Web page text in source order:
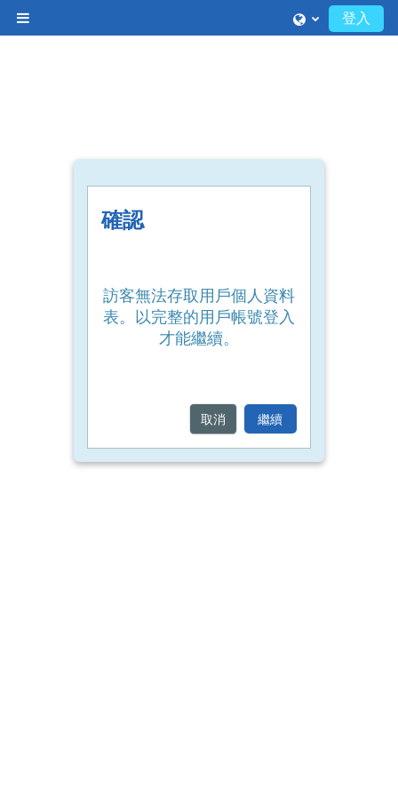
側板
登入
確認
訪客無法存取用戶個人資料
表。以完整的用戶帳號登入
才能繼續。
取消 繼續